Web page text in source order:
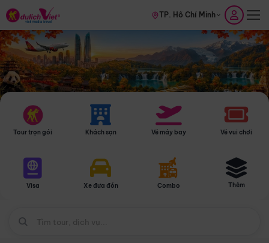
TP. Hồ Chí Minh
Tour trọn gói Khách sạn Vé máy bay Vé vui chơi
Visa Xe đưa đón Combo Thêm